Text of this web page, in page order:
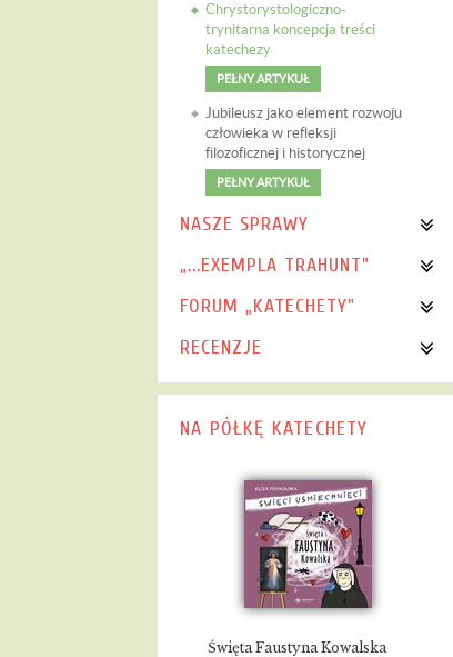
Chrystorystologiczno-
trynitarna koncepcja treści
katechezy
PEŁNY ARTYKUŁ
Jubileusz jako element rozwoju
człowieka w refleksji
filozoficznej i historycznej
PEŁNY ARTYKUŁ
NASZE SPRAWY
„...EXEMPLA TRAHUNT”
FORUM „KATECHETY"
RECENZJE
NA PÓŁKĘ KATECHETY
Święta Faustyna Kowalska